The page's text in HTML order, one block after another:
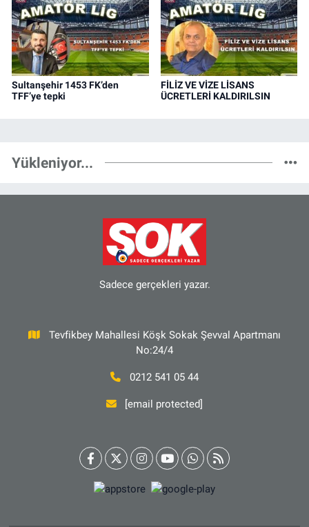
Sultanşehir 1453 FK’den
TFF’ye tepki
FİLİZ VE VİZE LİSANS
ÜCRETLERİ KALDIRILSIN
Yükleniyor...
Sadece gerçekleri yazar.
Tevfikbey Mahallesi Köşk Sokak Şevval Apartmanı
No:24/4
0212 541 05 44
[email protected]